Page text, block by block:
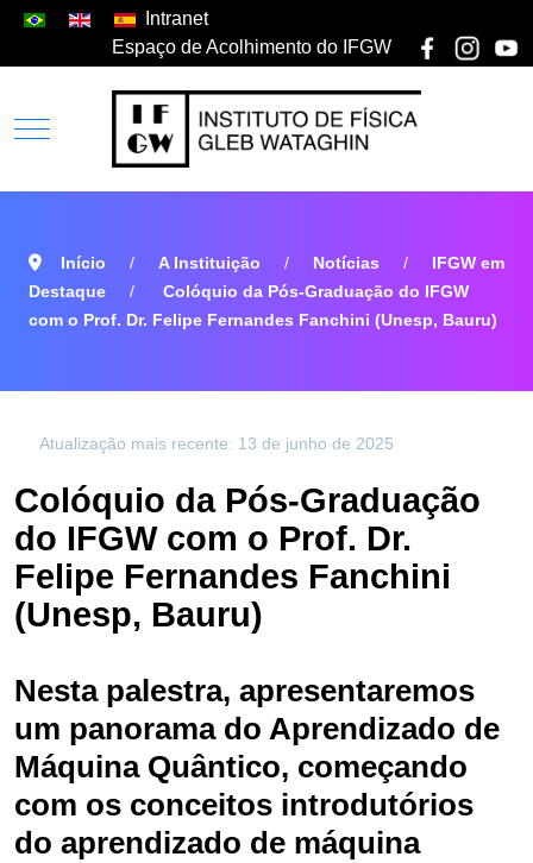
Intranet
Espaço de Acolhimento do IFGW
Início A Instituição Notícias
IFGW em
Destaque
Colóquio da Pós-Graduação do IFGW
com o Prof. Dr. Felipe Fernandes Fanchini (Unesp, Bauru)
Atualização mais recente: 13 de junho de 2025
Colóquio da Pós-Graduação
do IFGW com o Prof. Dr.
Felipe Fernandes Fanchini
(Unesp, Bauru)
Nesta palestra, apresentaremos
um panorama do Aprendizado de
Máquina Quântico, começando
com os conceitos introdutórios
do aprendizado de máquina